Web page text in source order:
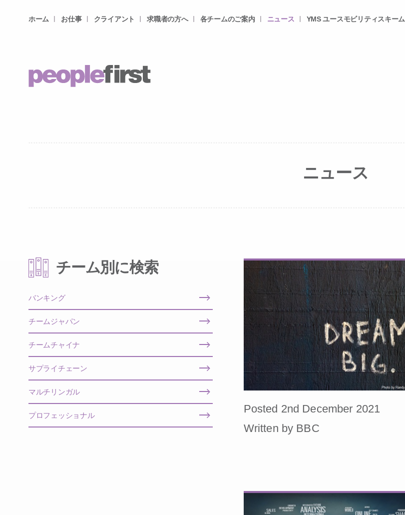
ホーム お仕事 クライアント 求職者の方へ 各チームのご案内 ニュース YMS ユースモビリティスキーム
ニュース
Posted 2nd December 2021
Written by BBC
チーム別に検索
バンキング
チームジャパン
チームチャイナ
サプライチェーン
マルチリンガル
プロフェッショナル